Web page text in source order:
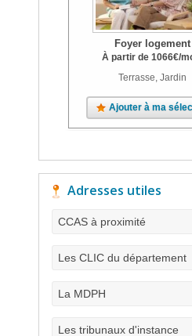
Foyer logement
À partir de 1066€/
Terrasse, Jardin
Ajouter à ma
Adresses utiles
CCAS à proximité
Les CLIC du département
La MDPH
Les tribunaux d'instance